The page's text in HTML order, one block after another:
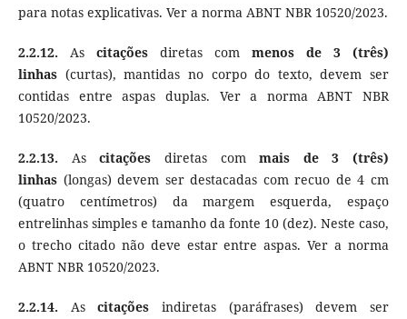
para notas explicativas. Ver a norma ABNT NBR 10520/2023.
2.2.12. As citaçõesdiretas commenos de 3 (três)
linhas(curtas), mantidas no corpo do texto, devem ser
contidas entre aspas duplas. Ver a norma ABNT NBR
10520/2023.
2.2.13. Ascitações diretas commais de 3 (três)
linhas(longas) devem ser destacadas com recuo de 4 cm
(quatro centímetros) da margem esquerda, espaço
entrelinhas simples e tamanho da fonte 10 (dez). Neste caso,
o trecho citado não deve estar entre aspas. Ver a norma
ABNT NBR 10520/2023.
2.2.14. Ascitações indiretas (paráfrases) devem ser